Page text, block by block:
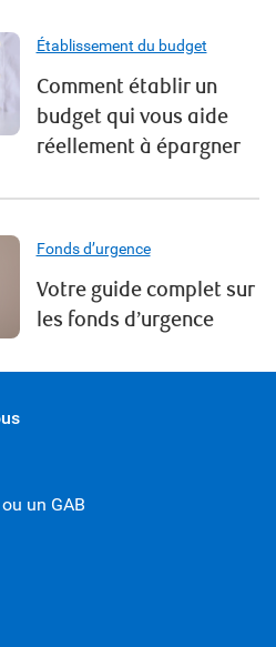
Établissement du budget
Comment établir un
budget qui vous aide
réellement à épargner
Fonds d’urgence
Votre guide complet sur
les fonds d’urgence
un GAB